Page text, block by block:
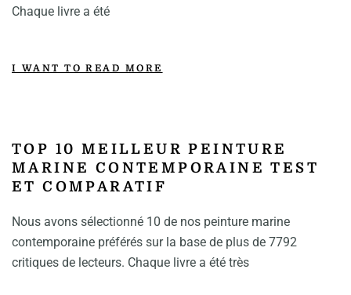
Chaque livre a été
I WANT TO READ MORE
TOP 10 MEILLEUR PEINTURE
MARINE CONTEMPORAINE TEST
ET COMPARATIF
Nous avons sélectionné 10 de nos peinture marine
contemporaine préférés sur la base de plus de 7792
critiques de lecteurs. Chaque livre a été très